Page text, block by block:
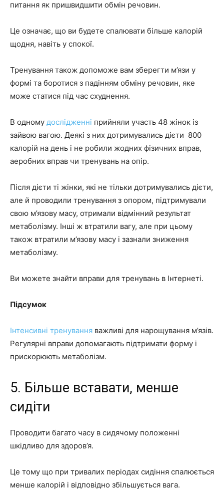
питання як пришвидшити обмін речовин.
Це означає, що ви будете спалювати більше калорій
щодня, навіть у спокої.
Тренування також допоможе вам зберегти м’язи у
формі та боротися з падінням обміну речовин, яке
може статися під час схуднення.
В одному дослідженні прийняли участь 48 жінок із
зайвою вагою. Деякі з них дотримувались дієти 800
калорій на день і не робили жодних фізичних вправ,
аеробних вправ чи тренувань на опір.
Після дієти ті жінки, які не тільки дотримувались дієти,
але й проводили тренування з опором, підтримували
свою м’язову масу, отримали відмінний результат
метаболізму. Інші ж втратили вагу, але при цьому
також втратили м’язову масу і зазнали зниження
метаболізму.
Ви можете знайти вправи для тренувань в Інтернеті.
Підсумок
Інтенсивні тренування важливі для нарощування м’язів.
Регулярні вправи допомагають підтримати форму і
прискорюють метаболізм.
5. Більше вставати, менше
сидіти
Проводити багато часу в сидячому положенні
шкідливо для здоров’я.
Це тому що при тривалих періодах сидіння спалюється
менше калорій і відповідно збільшується вага.